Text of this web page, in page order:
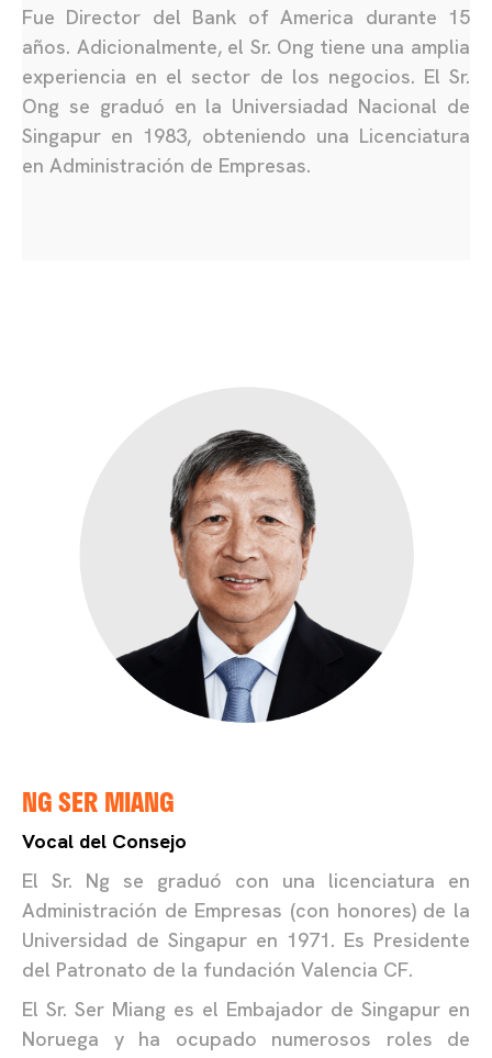
Fue Director del Bank of America durante 15
años. Adicionalmente, el Sr. Ong tiene una amplia
experiencia en el sector de los negocios. El Sr.
Ong se graduó en la Universiadad Nacional de
Singapur en 1983, obteniendo una Licenciatura
en Administración de Empresas.
NG SER MIANG
Vocal del Consejo
El Sr. Ng se graduó con una licenciatura en
Administración de Empresas (con honores) de la
Universidad de Singapur en 1971. Es Presidente
del Patronato de la fundación Valencia CF.
El Sr. Ser Miang es el Embajador de Singapur en
Noruega y ha ocupado numerosos roles de